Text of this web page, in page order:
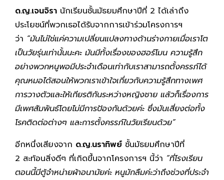
ด.ญ.เจนจิรา นักเรียนชั้นมัธยมศึกษาปีที่ 2 ได้เล่าถึง
ประโยชน์ที่พวกเธอได้รับจากการเข้าร่วมโครงการฯ
ว่า “มันไม่ใช่แค่ความเปลี่ยนแปลงทางด้านร่างกายเมื่อเราโต
เป็นวัยรุ่นเท่านั้นนะคะ มันมีทั้งเรื่องของฮอร์โมน ความรู้สึก
อย่างพวกหนูพอมีประจำเดือนเท่ากับเราสามารถตั้งครรภ์ได้
คุณหมอได้สอนให้พวกเราเข้าใจเกี่ยวกับความรู้สึกทางเพศ
การวางตัวและให้เกียรติกันระหว่างหญิงชาย แล้วก็เรื่องการ
มีเพศสัมพันธ์โดยไม่มีการป้องกันด้วยค่ะ ซึ่งมันเสี่ยงต่อทั้ง
โรคติดต่อต่างๆ และการตั้งครรภ์ในวัยเรียนด้วย”
อีกหนึ่งเสียงจาก ด.ญ.นราทิพย์ ชั้นมัธยมศึกษาปีที่
2 สะท้อนสิ่งดีๆ ที่เกิดขึ้นจากโครงการฯ นี้ว่า “ที่โรงเรียน
ตอนนี้มีตู้จำหน่ายผ้าอนามัยค่ะ หนูมักลืมค่ะว่าถึงช่วงที่ประจำ